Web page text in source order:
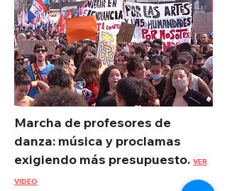
Marcha de profesores de
danza: música y proclamas
exigiendo más presupuesto. VER
VIDEO